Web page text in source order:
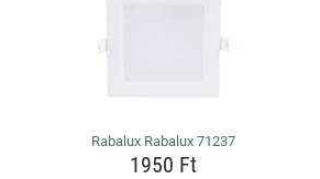
Rabalux Rabalux 71237
1950 Ft